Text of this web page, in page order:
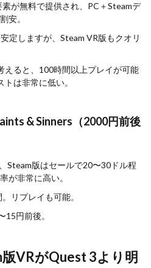
が無料で提供され、PC＋Steamデ
安。
定しますが、Steam VR版もクオリ
えると、100時間以上プレイが可能
は非常に低い。
& Sinners（2000円前後
Steam版はセールで20〜30ドル程
が非常に高い。
リプレイも可能。
15円前後。
VRがQuest 3より明